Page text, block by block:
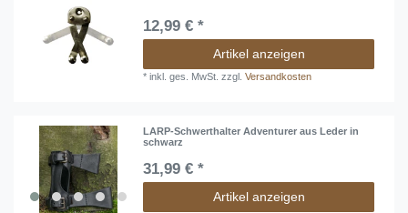
12,99 € *
Artikel anzeigen
*inkl. ges. MwSt. zzgl.Versandkosten
LARP-Schwerthalter Adventurer aus Leder in
schwarz
31,99 € *
Artikel anzeigen